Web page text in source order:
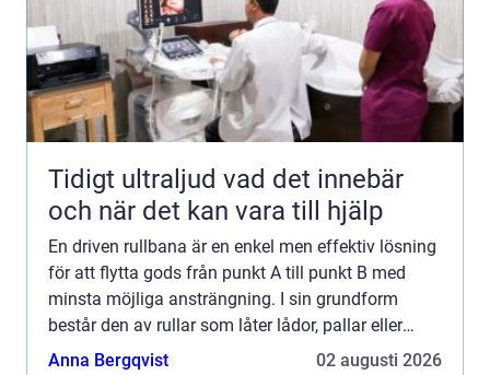
Tidigt ultraljud vad det innebär
och när det kan vara till hjälp
En driven rullbana är en enkel men effektiv lösning
för att flytta gods från punkt A till punkt B med
minsta möjliga ansträngning. I sin grundform
består den av rullar som låter lådor, pallar eller
pak...
Anna Bergqvist 02 augusti 2026